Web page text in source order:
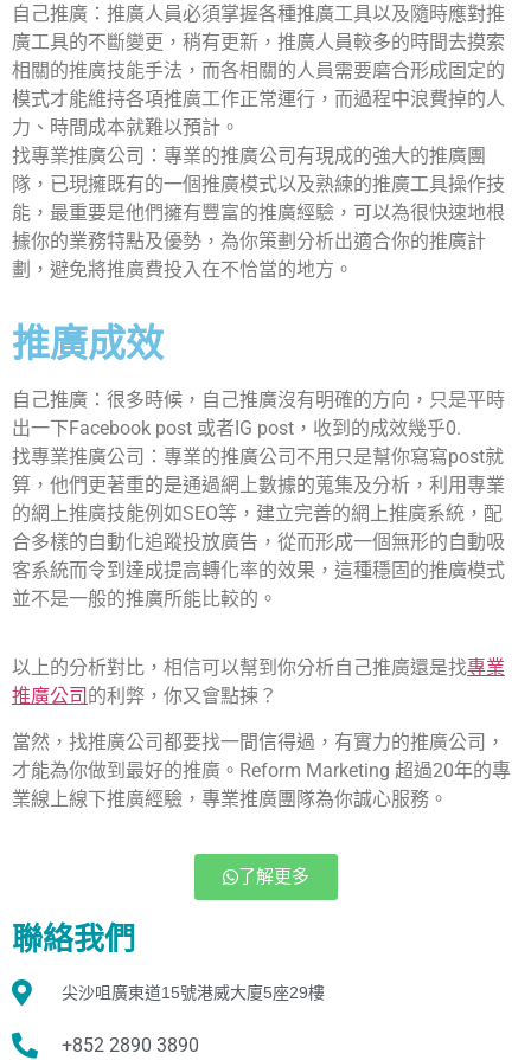
自己推廣：推廣人員必須掌握各種推廣工具以及隨時應對推
廣工具的不斷變更，稍有更新，推廣人員較多的時間去摸索
相關的推廣技能手法，而各相關的人員需要磨合形成固定的
模式才能維持各項推廣工作正常運行，而過程中浪費掉的人
力、時間成本就難以預計。
找專業推廣公司：專業的推廣公司有現成的強大的推廣團
隊，已現擁既有的一個推廣模式以及熟練的推廣工具操作技
能，最重要是他們擁有豐富的推廣經驗，可以為很快速地根
據你的業務特點及優勢，為你策劃分析出適合你的推廣計
劃，避免將推廣費投入在不恰當的地方。
推廣成效
自己推廣：很多時候，自己推廣沒有明確的方向，只是平時
出一下Facebook post 或者IG post，收到的成效幾乎0.
找專業推廣公司：專業的推廣公司不用只是幫你寫寫post就
算，他們更著重的是通過網上數據的蒐集及分析，利用專業
的網上推廣技能例如SEO等，建立完善的網上推廣系統，配
合多樣的自動化追蹤投放廣告，從而形成一個無形的自動吸
客系統而令到達成提高轉化率的效果，這種穩固的推廣模式
並不是一般的推廣所能比較的。
以上的分析對比，相信可以幫到你分析自己推廣還是找專業
推廣公司 的利弊，你又會點揀？
當然，找推廣公司都要找一間信得過，有實力的推廣公司，
才能為你做到最好的推廣。Reform Marketing 超過20年的專
業線上線下推廣經驗，專業推廣團隊為你誠心服務。
了解更多
聯絡我們
尖沙咀廣東道15號港威大廈5座29樓
+852 2890 3890